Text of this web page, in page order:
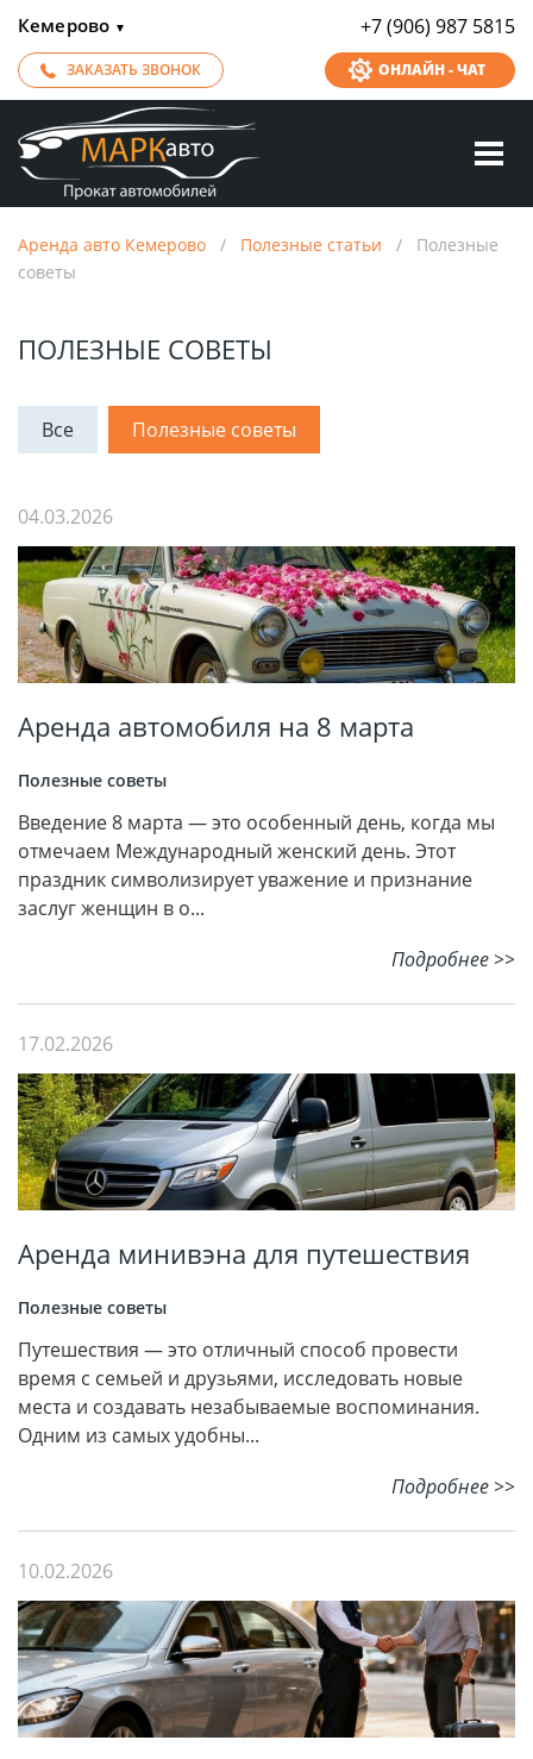
Кемерово ▼ +7 (906) 987 5815
ЗАКАЗАТЬ ЗВОНОК ОНЛАЙН - ЧАТ
Аренда авто Кемерово / Полезные статьи / Полезные
советы
ПОЛЕЗНЫЕ СОВЕТЫ
Все Полезные советы
04.03.2026
Аренда автомобиля на 8 марта
Полезные советы
Введение 8 марта — это особенный день, когда мы
отмечаем Международный женский день. Этот
праздник символизирует уважение и признание
заслуг женщин в о...
Подробнее >>
17.02.2026
Аренда минивэна для путешествия
Полезные советы
Путешествия — это отличный способ провести
время с семьей и друзьями, исследовать новые
места и создавать незабываемые воспоминания.
Одним из самых удобны...
Подробнее >>
10.02.2026